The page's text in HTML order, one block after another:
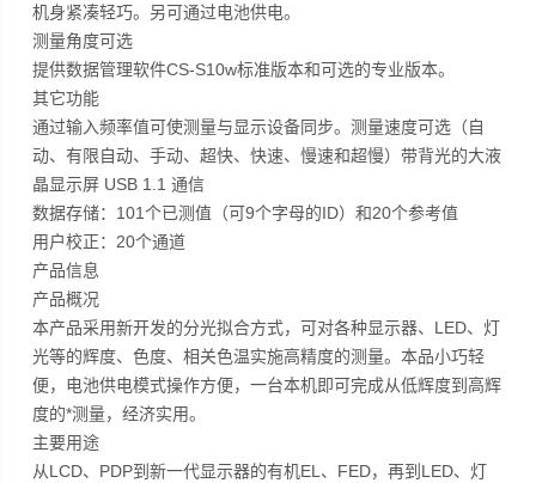
机身紧凑轻巧。另可通过电池供电。
测量角度可选
提供数据管理软件CS-S10w标准版本和可选的专业版本。
其它功能
通过输入频率值可使测量与显示设备同步。测量速度可选（自
动、有限自动、手动、超快、快速、慢速和超慢）带背光的大液
晶显示屏 USB 1.1 通信
数据存储：101个已测值（可9个字母的ID）和20个参考值
用户校正：20个通道
产品信息
产品概况
本产品采用新开发的分光拟合方式，可对各种显示器、LED、灯
光等的辉度、色度、相关色温实施高精度的测量。本品小巧轻
便，电池供电模式操作方便，一台本机即可完成从低辉度到高辉
度的*测量，经济实用。
主要用途
从LCD、PDP到新一代显示器的有机EL、FED，再到LED、灯